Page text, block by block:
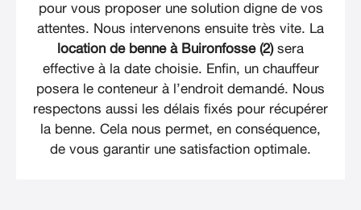
pour vous proposer une solution digne de vos
attentes. Nous intervenons ensuite très vite. La
location de benne à Buironfosse (2)sera
effective à la date choisie. Enfin, un chauffeur
posera le conteneur à l’endroit demandé. Nous
respectons aussi les délais fixés pour récupérer
la benne. Cela nous permet, en conséquence,
de vous garantir une satisfaction optimale.